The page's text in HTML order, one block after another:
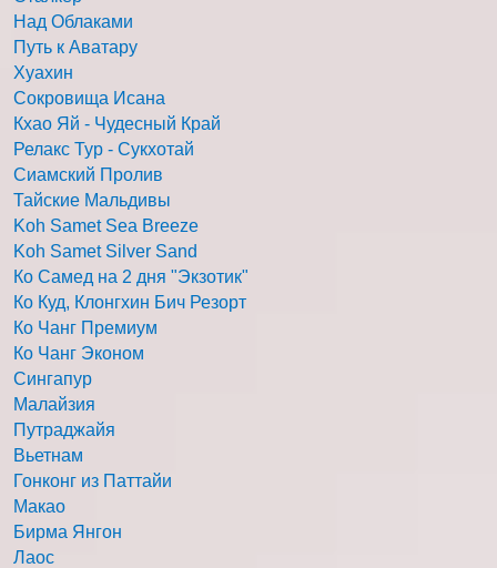
Над Облаками
Путь к Аватару
Хуахин
Сокровища Исана
Кхао Яй - Чудесный Край
Релакс Тур - Сукхотай
Сиамский Пролив
Тайские Мальдивы
Koh Samet Sea Breeze
Koh Samet Silver Sand
Ко Самед на 2 дня "Экзотик"
Ко Куд, Клонгхин Бич Резорт
Ко Чанг Премиум
Ко Чанг Эконом
Сингапур
Малайзия
Путраджайя
Вьетнам
Гонконг из Паттайи
Макао
Бирма Янгон
Лаос